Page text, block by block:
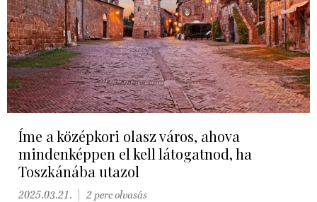
Íme a középkori olasz város, ahova
mindenképpen el kell látogatnod, ha
Toszkánába utazol
2025.03.21. 2 perc olvasás